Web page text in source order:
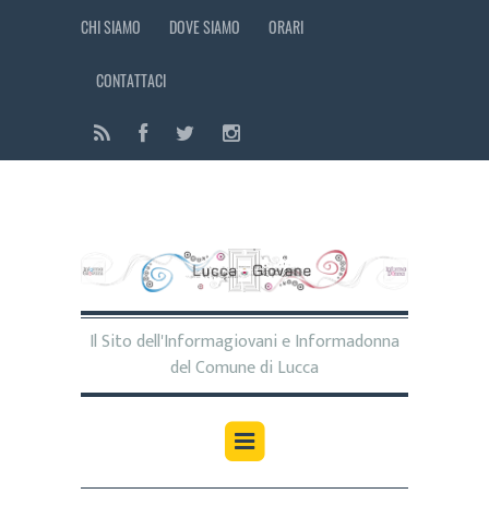
CHI SIAMO DOVE SIAMO ORARI
CONTATTACI
Il Sito dell'Informagiovani e Informadonna
del Comune di Lucca